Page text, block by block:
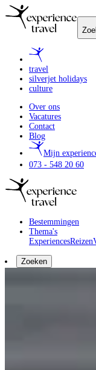
travel
silverjet holidays
culture
Over ons
Vacatures
Contact
Blog
Mijn
073 - 548 20 60
Bestemmingen
Thema's
ExperiencesReizen
Zoeken